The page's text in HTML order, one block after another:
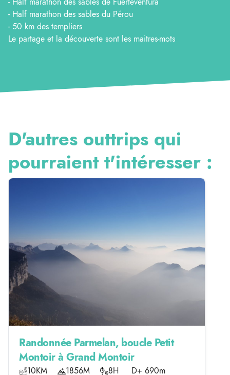
- Half marathon des sables du Pérou
- 50 km des templiers
Le partage et la découverte sont les maitres-mots
D'autres outtrips qui
pourraient t'intéresser :
Randonnée Parmelan, boucle Petit
Montoir à Grand Montoir
10KM 1856M 8H D+ 690m